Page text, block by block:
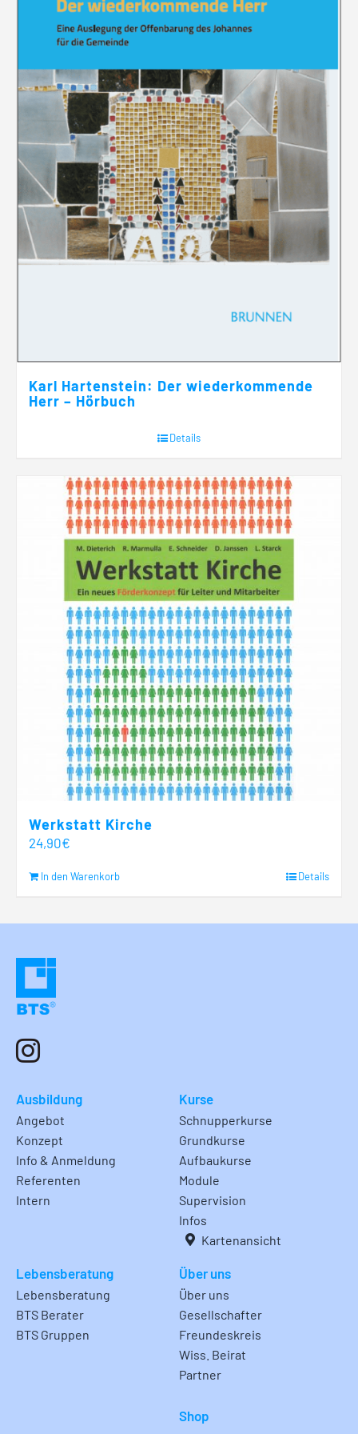
Karl Hartenstein: Der wiederkommende
Herr – Hörbuch
Details
Werkstatt Kirche
24,90€
In den Warenkorb Details
Ausbildung
Angebot
Konzept
Info & Anmeldung
Referenten
Intern
Kurse
Schnupperkurse
Grundkurse
Aufbaukurse
Module
Supervision
Infos
Kartenansicht
Lebensberatung
Lebensberatung
BTS Berater
BTS Gruppen
Über uns
Über uns
Gesellschafter
Freundeskreis
Wiss. Beirat
Partner
Shop